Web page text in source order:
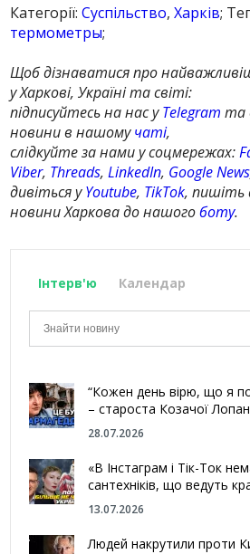
Категорії:Суспільство,Харків;
термометры;
Щоб дізнаватися про
у Харкові, Україні та світі:
підписуйтесь на нас уTelegram та
новини в нашомучаті,
слідкуйте за нами у соцмережах:
Viber, Threads,LinkedIn, Google News
дивіться уYoutube, TikTok, пишіть
новини Харкова до нашогоботу.
Інтерв'ю Календар
“Кожен день вірю, що я
– староста Козачої
28.07.2026
«В Інстаграм і Тік-Ток
сантехніків, що ведуть
13.07.2026
Людей накрутили проти